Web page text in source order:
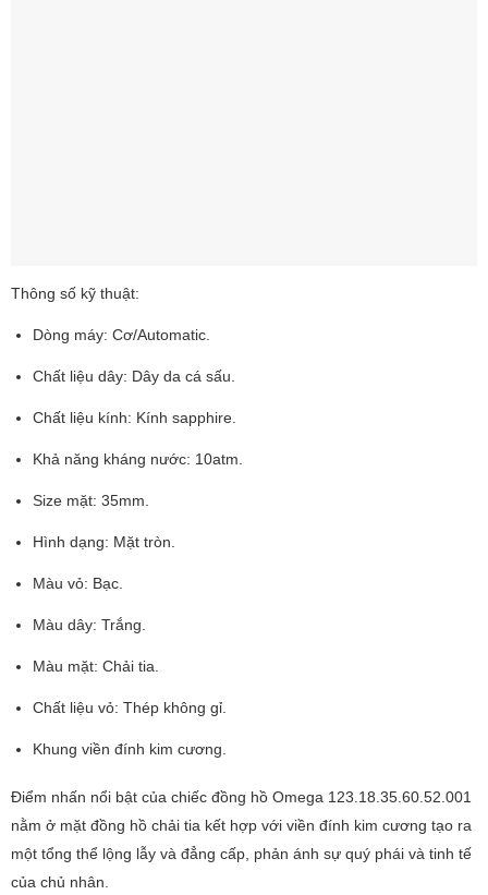
Thông số kỹ thuật:
Dòng máy: Cơ/Automatic.
Chất liệu dây: Dây da cá sấu.
Chất liệu kính: Kính sapphire.
Khả năng kháng nước: 10atm.
Size mặt: 35mm.
Hình dạng: Mặt tròn.
Màu vỏ: Bạc.
Màu dây: Trắng.
Màu mặt: Chải tia.
Chất liệu vỏ: Thép không gỉ.
Khung viền đính kim cương.
Điểm nhấn nổi bật của chiếc đồng hồ Omega 123.18.35.60.52.001
nằm ở mặt đồng hồ chải tia kết hợp với viền đính kim cương tạo ra
một tổng thể lộng lẫy và đẳng cấp, phản ánh sự quý phái và tinh tế
của chủ nhân.